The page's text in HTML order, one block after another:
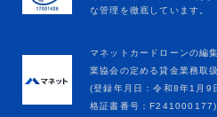
マネットカードローンの編
業協会の定める貸金業務取
(登録年月日：令和8年1月
格証書番号：F241000177)